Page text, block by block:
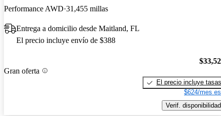
Performance AWD 31,455 millas
Entrega a domicilio desde Maitland, FL
El precio incluye envío de $388
Gran oferta
El precio incluye tasas
$624/mes
Verif. disponibilidad